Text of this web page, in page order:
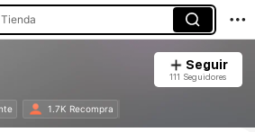
Seguir
111 Seguidores
1.7K Recompra